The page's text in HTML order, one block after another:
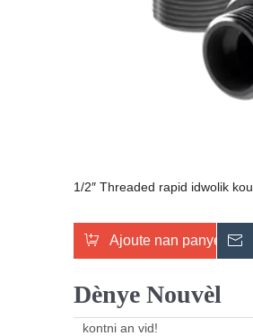
1/2″ Threaded rapid idwolik
Ajoute nan panyen an
Dènye Nouvèl
kontni an vid!